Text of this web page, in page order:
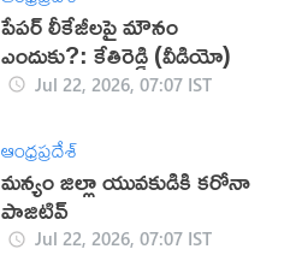
పేపర్ లీకేజీలపై మౌనం
ఎందుకు?: కేతిరెడ్డి (వీడియో)
Jul 22, 2026, 07:07 IST
ఆంధ్రప్రదేశ్
మన్యం జిల్లా యువకుడికి కరోనా
పాజిటివ్
Jul 22, 2026, 07:07 IST